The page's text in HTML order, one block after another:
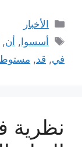
التصنيفات
الأخبار
الوسوم
أسسوا, أن,
في, قد,
نظرية